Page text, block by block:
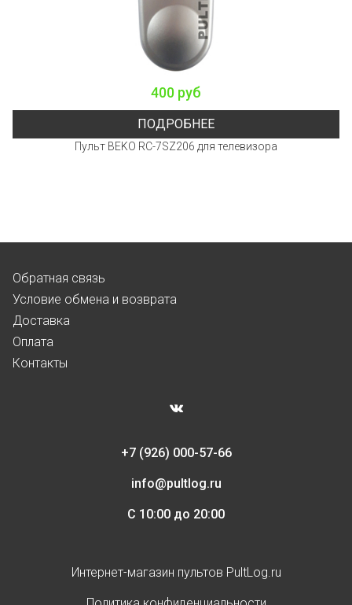
400 руб
ПОДРОБНЕЕ
Пульт BEKO RC-7SZ206 для телевизора
Обратная связь
Условие обмена и возврата
Доставка
Оплата
Контакты
+7 (926) 000-57-66
info@pultlog.ru
С 10:00 до 20:00
Интернет-магазин пультов PultLog.ru